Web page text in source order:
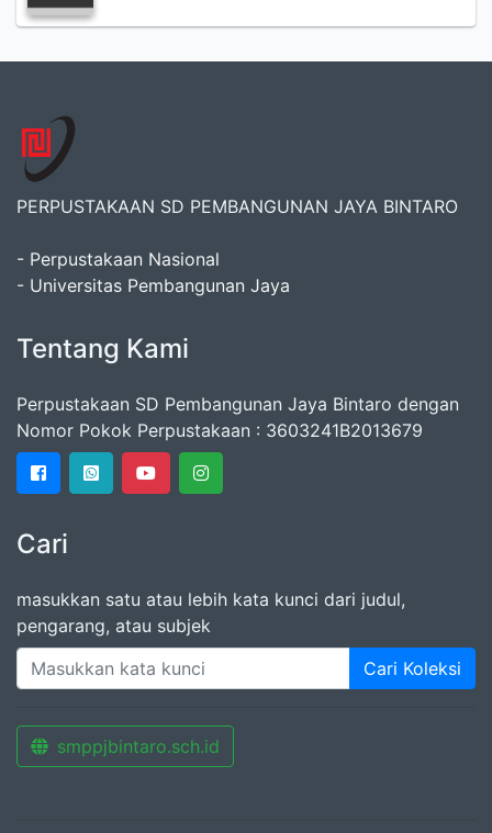
PERPUSTAKAAN SD PEMBANGUNAN JAYA BINTARO
- Perpustakaan Nasional
- Universitas Pembangunan Jaya
Tentang Kami
Perpustakaan SD Pembangunan Jaya Bintaro dengan
Nomor Pokok Perpustakaan : 3603241B2013679
Cari
masukkan satu atau lebih kata kunci dari judul,
pengarang, atau subjek
Cari Koleksi
smppjbintaro.sch.id